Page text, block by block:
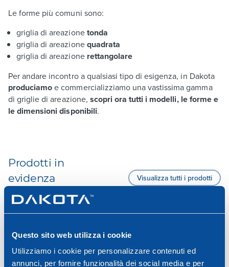
Questo sito web utilizza i cookie
Utilizziamo i cookie per personalizzare contenuti ed
annunci, per fornire funzionalità dei social media e per
Le forme più comuni sono:
griglia di areazionetonda
griglia di areazionequadrata
griglia di areazione rettangolare
Per andare incontro a qualsiasi tipo di esigenza, in Dakota
produciamoe commercializziamo una vastissima gamma
di griglie di areazione, scopri ora tutti i modelli, le forme e
le dimensioni disponibili.
Prodotti in
evidenza
Visualizza tutti i prodotti